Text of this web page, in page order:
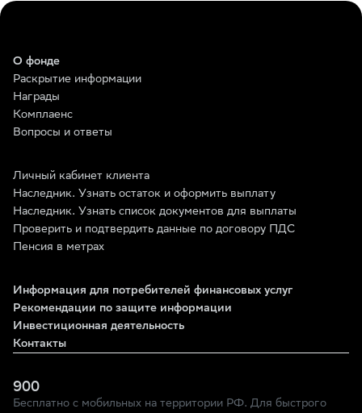
О фонде
Раскрытие информации
Награды
Комплаенс
Вопросы и ответы
Личный кабинет клиента
Наследник. Узнать остаток и оформить выплату
Наследник. Узнать список документов для выплаты
Проверить и подтвердить данные по договору ПДС
Пенсия в метрах
Информация для потребителей финансовых услуг
Рекомендации по защите информации
Инвестиционная деятельность
Контакты
900
Бесплатно с мобильных на территории РФ. Для быстрого